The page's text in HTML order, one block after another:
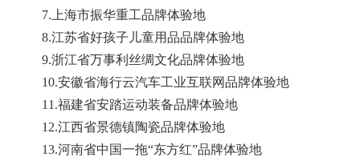
7.上海市振华重工品牌体验地
8.江苏省好孩子儿童用品品牌体验地
9.浙江省万事利丝绸文化品牌体验地
10.安徽省海行云汽车工业互联网品牌体验地
11.福建省安踏运动装备品牌体验地
12.江西省景德镇陶瓷品牌体验地
13.河南省中国一拖“东方红”品牌体验地